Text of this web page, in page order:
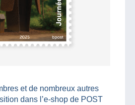
et de nombreux autres
dans l’e-shop de POST